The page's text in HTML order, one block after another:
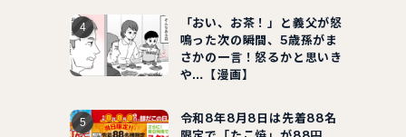
「おい、お茶！」と義父が怒
鳴った次の瞬間、5歳孫がま
さかの一言！怒るかと思いき
や…【漫画】
令和8年8月8日は先着88名